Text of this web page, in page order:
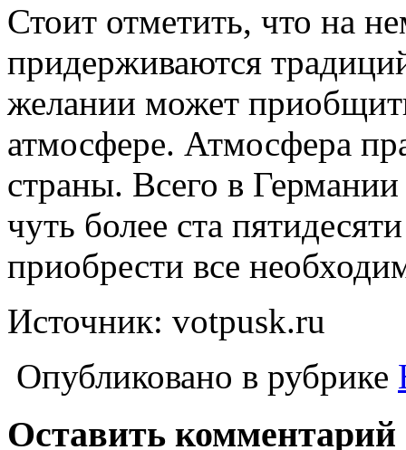
Стоит отметить, что на
придерживаются
желании может
атмосфере. Атмосфера
страны. Всего в
чуть более ста
приобрести все
Источник: votpusk.ru
Опубликовано в рубрике
Оставить комментарий